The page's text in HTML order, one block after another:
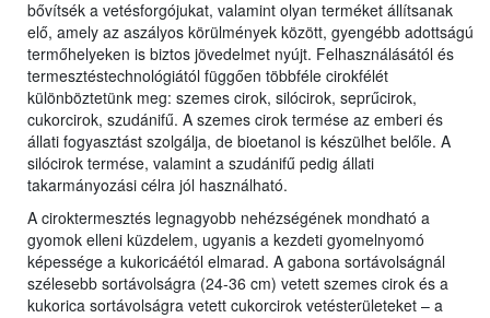
bővítsék a vetésforgójukat, valamint olyan terméket állítsanak
elő, amely az aszályos körülmények között, gyengébb adottságú
termőhelyeken is biztos jövedelmet nyújt. Felhasználásától és
termesztéstechnológiától függően többféle cirokfélét
különböztetünk meg: szemes cirok, silócirok, seprűcirok,
cukorcirok, szudánifű. A szemes cirok termése az emberi és
állati fogyasztást szolgálja, de bioetanol is készülhet belőle. A
silócirok termése, valamint a szudánifű pedig állati
takarmányozási célra jól használható.
A ciroktermesztés legnagyobb nehézségének mondható a
gyomok elleni küzdelem, ugyanis a kezdeti gyomelnyomó
képessége a kukoricáétól elmarad. A gabona sortávolságnál
szélesebb sortávolságra (24-36 cm) vetett szemes cirok és a
kukorica sortávolságra vetett cukorcirok vetésterületeket – a